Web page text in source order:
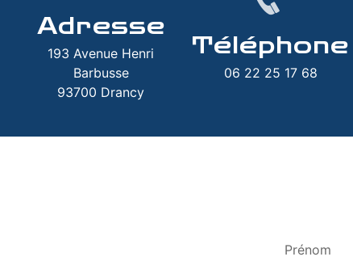
Adresse
193 Avenue Henri
Barbusse
93700 Drancy
Téléphone
06 22 25 17 68